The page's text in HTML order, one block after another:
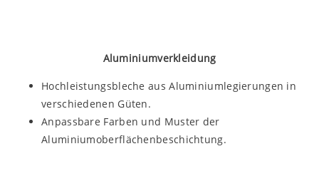
Aluminiumverkleidung
Hochleistungsbleche aus Aluminiumlegierungen in
verschiedenen Güten.
Anpassbare Farben und Muster der
Aluminiumoberflächenbeschichtung.